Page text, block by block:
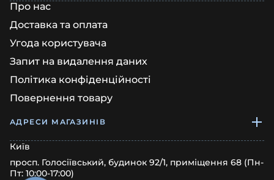
Про нас
Доставка та оплата
Угода користувача
Запит на видалення даних
Політика конфіденційності
Повернення товару
АДРЕСИ МАГАЗИНІВ
Київ
просп. Голосіївський, будинок 92/1, приміщення 68 (Пн-
Пт: 10:00-17:00)